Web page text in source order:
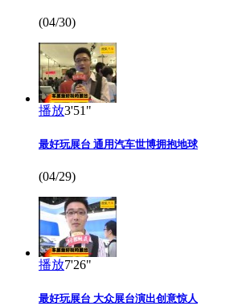
(04/30)
播放3'51"
最好玩展台 通用汽车世博拥抱地球
(04/29)
播放7'26"
最好玩展台 大众展台演出创意惊人